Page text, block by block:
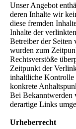
Unser Angebot
deren Inhalte wir
diese fremden
Inhalte der
Betreiber der
wurden zum
Rechtsverstöße
Zeitpunkt der
inhaltliche Kontrolle
konkrete
Bei Bekanntwerden
derartige Links
Urheberrecht